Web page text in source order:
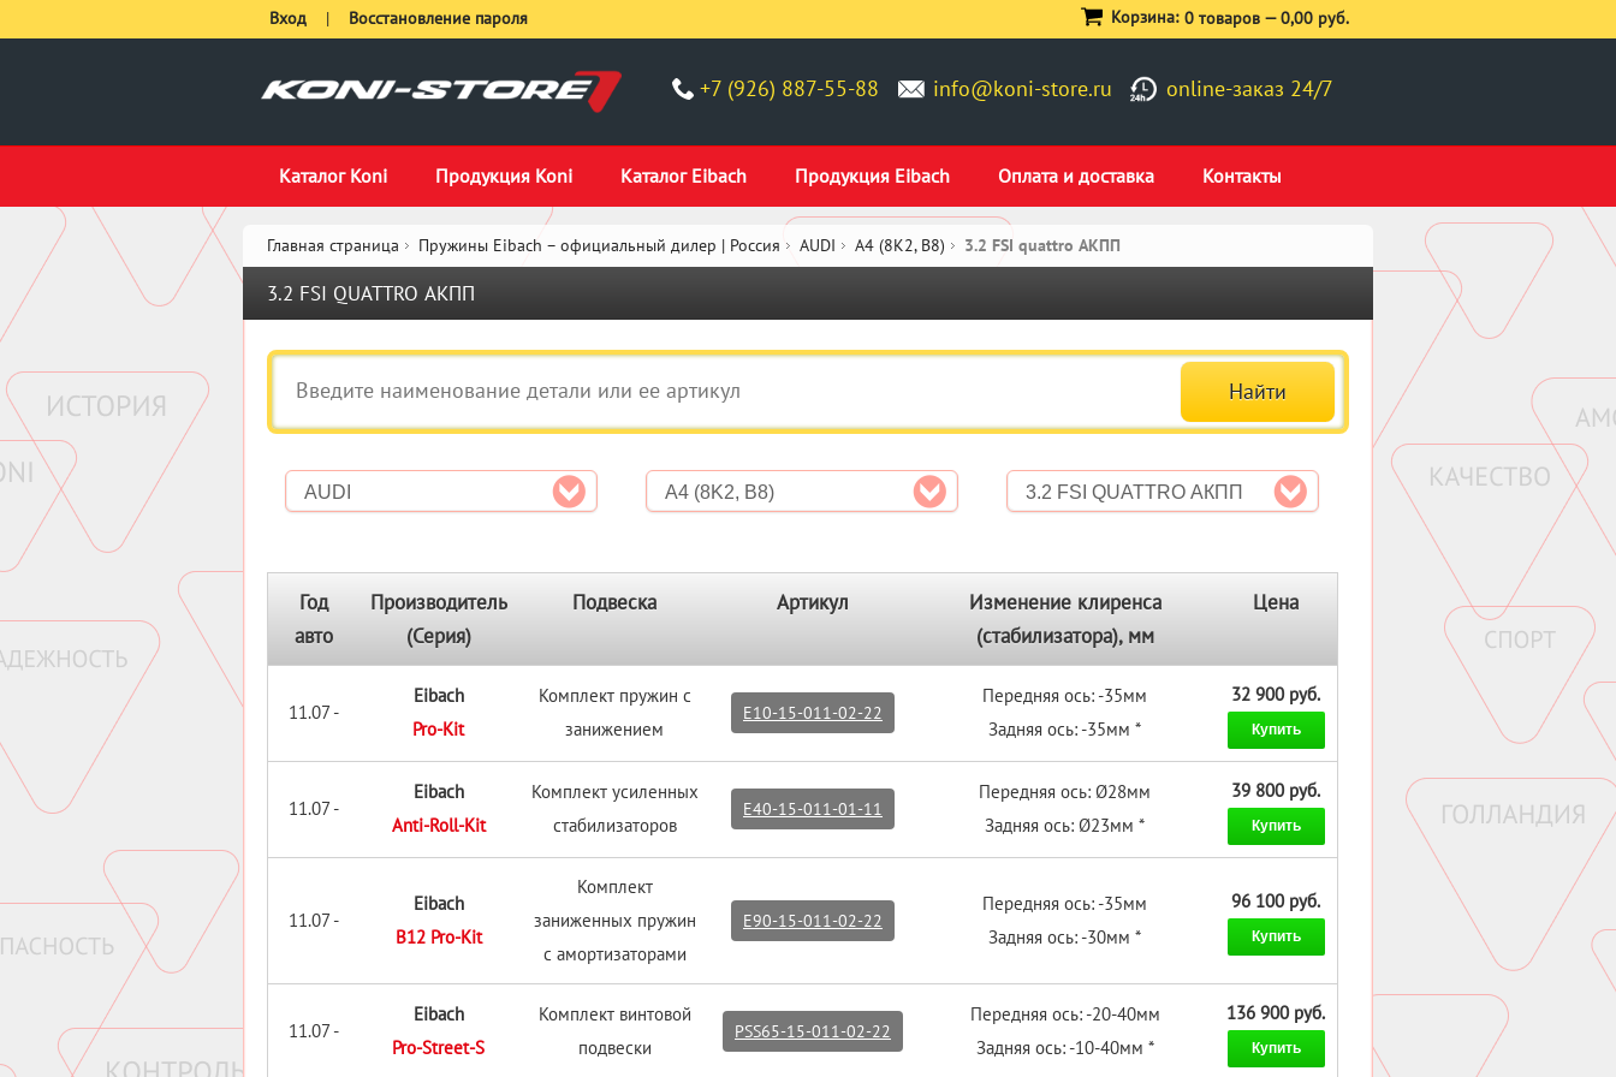
+7 (926) 887-55-88 info@koni-store.ru online-заказ 24/7
Каталог Koni Продукция Koni Каталог Eibach Продукция Eibach Оплата и доставка Контакты
Вход | Восстановление пароля Корзина: 0 товаров —0,00 руб.
Главная страница Пружины Eibach – официальный дилер | Россия AUDI A4 (8K2, B8) 3.2 FSI quattro АКПП
3.2 FSI QUATTRO АКПП
AUDI A4 (8K2, B8) 3.2 FSI QUATTRO АКПП
Год
авто
Производитель
(Серия)
Подвеска Артикул
Изменение клиренса
(стабилизатора), мм
Цена
11.07 -
Eibach
Pro-Kit
Комплект пружин с
занижением
E10-15-011-02-22
Передняя ось: -35мм
Задняя ось: -35мм *
32 900 руб.
Купить
11.07 -
Eibach
Anti-Roll-Kit
Комплект усиленных
стабилизаторов
E40-15-011-01-11
Передняя ось: Ø28мм
Задняя ось: Ø23мм *
39 800 руб.
Купить
11.07 -
Eibach
B12 Pro-Kit
Комплект
заниженных пружин
с амортизаторами
E90-15-011-02-22
Передняя ось: -35мм
Задняя ось: -30мм *
96 100 руб.
Купить
11.07 -
Eibach
Pro-Street-S
Комплект винтовой
подвески
PSS65-15-011-02-22
Передняя ось: -20-40мм
Задняя ось: -10-40мм *
136 900 руб.
Купить